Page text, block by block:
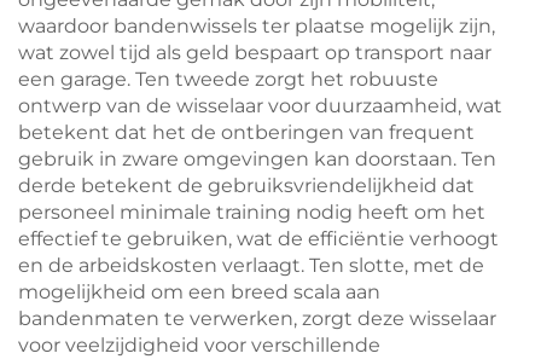
waardoor bandenwissels ter plaatse mogelijk zijn,
wat zowel tijd als geld bespaart op transport naar
een garage. Ten tweede zorgt het robuuste
ontwerp van de wisselaar voor duurzaamheid, wat
betekent dat het de ontberingen van frequent
gebruik in zware omgevingen kan doorstaan. Ten
derde betekent de gebruiksvriendelijkheid dat
personeel minimale training nodig heeft om het
effectief te gebruiken, wat de efficiëntie verhoogt
en de arbeidskosten verlaagt. Ten slotte, met de
mogelijkheid om een breed scala aan
bandenmaten te verwerken, zorgt deze wisselaar
voor veelzijdigheid voor verschillende